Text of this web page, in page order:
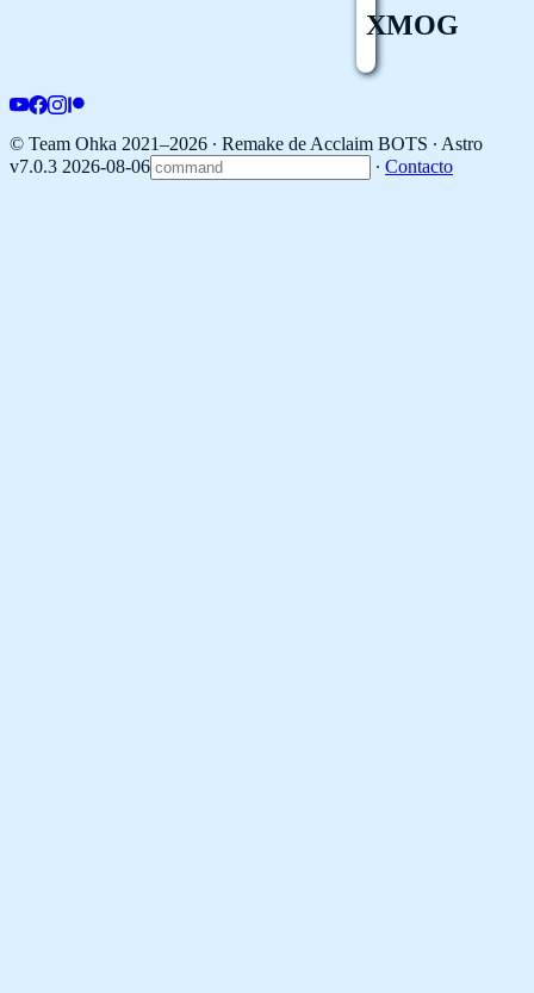
XMOG
© Team Ohka 2021–2026 ∙ Remake de Acclaim BOTS ∙ Astro
v7.0.3 2026-08-06
∙ Contacto